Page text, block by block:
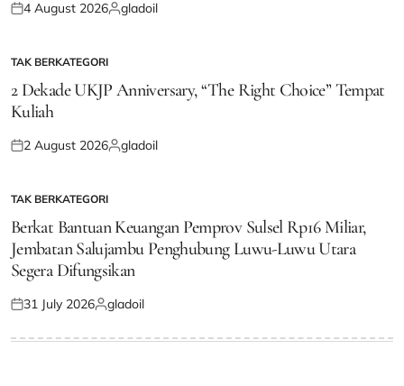
Posted
4 August 2026Posted
gladoil
POSTED
TAK BERKATEGORI
2 Dekade UKJP Anniversary, “The Right Choice” Tempat
Kuliah
Posted
2 August 2026Posted
gladoil
POSTED
IN
TAK BERKATEGORI
Berkat Bantuan Keuangan Pemprov Sulsel Rp16 Miliar,
Jembatan Salujambu Penghubung Luwu-Luwu Utara
Segera Difungsikan
Posted
31 July 2026Posted
gladoil